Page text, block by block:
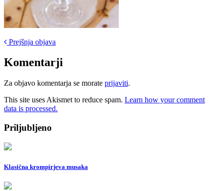
Post
navigation
Prejšnja objava
Komentarji
Za objavo komentarja se morate prijaviti.
This site uses Akismet to reduce spam. Learn how your comment
data is processed.
Priljubljeno
Klasična krompirjeva musaka